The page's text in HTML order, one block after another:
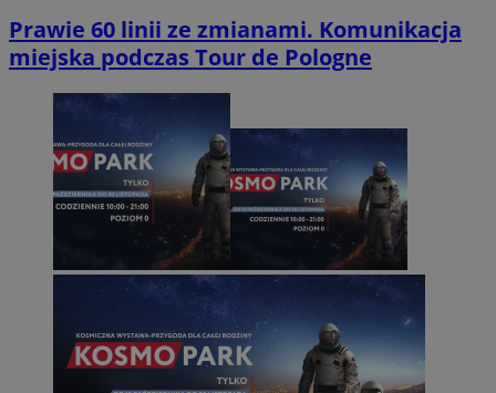
Prawie 60 linii ze zmianami. Komunikacja
miejska podczas Tour de Pologne